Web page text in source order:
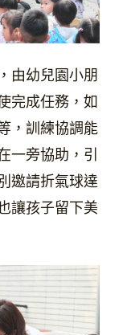
由幼兒園小朋
完成任務，如
，訓練協調能
一旁協助，引
邀請折氣球達
讓孩子留下美